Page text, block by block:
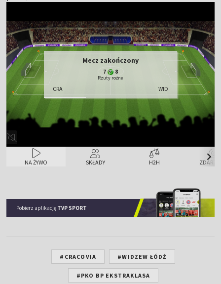
NA ŻYWO SKŁADY H2H
Mecz zakończony
CRA
7 8
Rzuty rożne
WID
Pobierz aplikację TVP SPORT
#CRACOVIA #WIDZEW ŁÓDŹ
#PKO BP EKSTRAKLASA